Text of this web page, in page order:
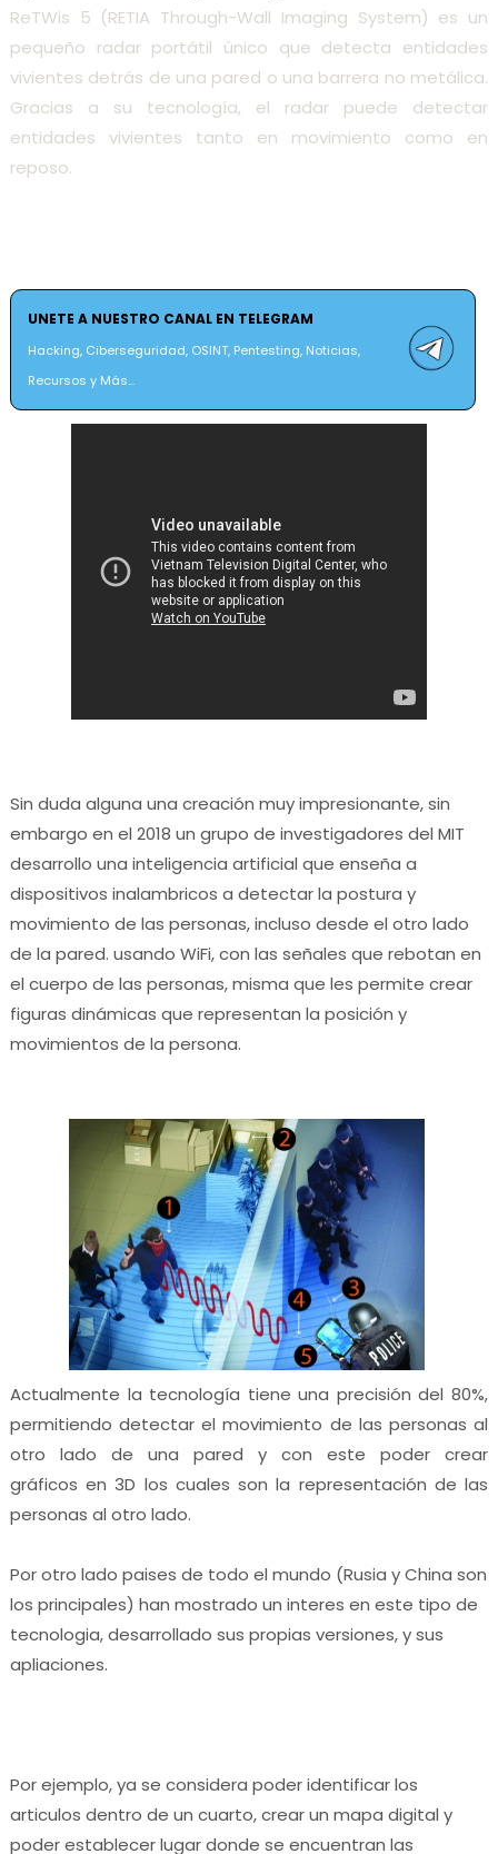
ReTWis 5 (RETIA Through-Wall Imaging System) es un
pequeño radar portátil único que detecta entidades
vivientes detrás de una pared o una barrera no metálica.
Gracias a su tecnología, el radar puede detectar
entidades vivientes tanto en movimiento como en
reposo.
UNETE A NUESTRO CANAL EN TELEGRAM
Hacking, Ciberseguridad, OSINT, Pentesting, Noticias,
Recursos y Más...
Sin duda alguna una creación muy impresionante, sin
embargo en el 2018 un grupo de investigadores del MIT
desarrollo una inteligencia artificial que enseña a
dispositivos inalambricos a detectar la postura y
movimiento de las personas, incluso desde el otro lado
de la pared. usando WiFi, con las señales que rebotan en
el cuerpo de las personas, misma que les permite crear
figuras dinámicas que representan la posición y
movimientos de la persona.
Actualmente la tecnología tiene una precisión del 80%,
permitiendo detectar el movimiento de las personas al
otro lado de una pared y con este poder crear
gráficos en 3D los cuales son la representación de las
personas al otro lado.
Por otro lado paises de todo el mundo (Rusia y China son
los principales) han mostrado un interes en este tipo de
tecnologia, desarrollado sus propias versiones, y sus
apliaciones.
Por ejemplo, ya se considera poder identificar los
articulos dentro de un cuarto, crear un mapa digital y
poder establecer lugar donde se encuentran las